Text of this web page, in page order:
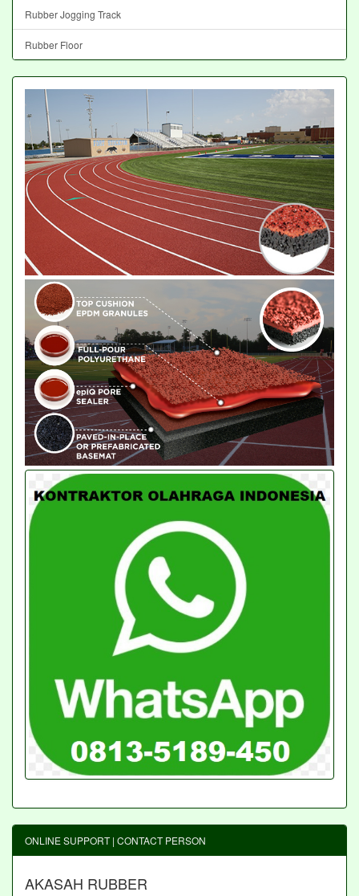
Rubber Jogging Track
Rubber Floor
ONLINE SUPPORT | CONTACT PERSON
AKASAH RUBBER